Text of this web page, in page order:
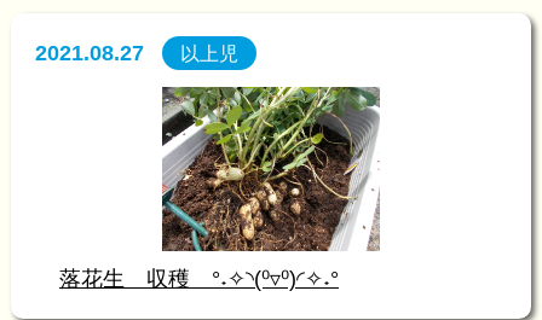
2021.08.27 以上児
落花生 収穫 °˖✧◝(⁰▿⁰)◜✧˖°